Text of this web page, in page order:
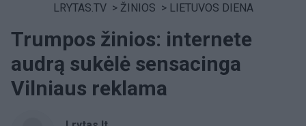
LRYTAS.TV > ŽINIOS > LIETUVOS DIENA
Trumpos žinios: internete
audrą sukėlė sensacinga
Vilniaus reklama